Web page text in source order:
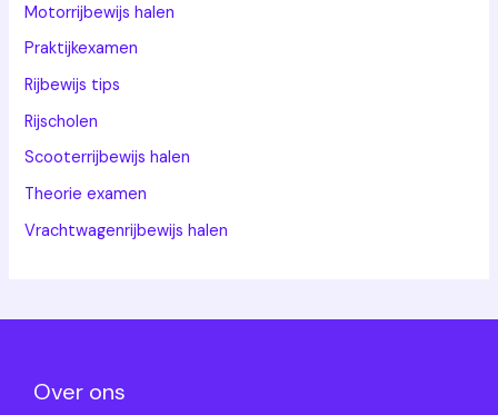
Motorrijbewijs halen
Praktijkexamen
Rijbewijs tips
Rijscholen
Scooterrijbewijs halen
Theorie examen
Vrachtwagenrijbewijs halen
Over ons